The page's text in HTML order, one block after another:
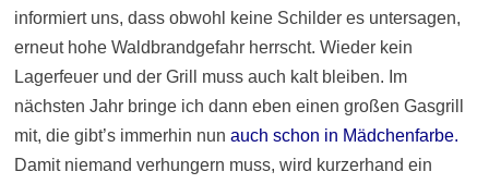
informiert uns, dass obwohl keine Schilder es untersagen,
erneut hohe Waldbrandgefahr herrscht. Wieder kein
Lagerfeuer und der Grill muss auch kalt bleiben. Im
nächsten Jahr bringe ich dann eben einen großen Gasgrill
mit, die gibt’s immerhin nun auch schon in Mädchenfarbe.
Damit niemand verhungern muss, wird kurzerhand ein